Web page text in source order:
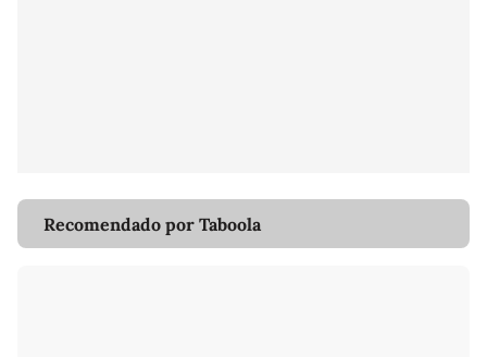
Recomendado por Taboola